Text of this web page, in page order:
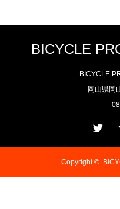
BICYCLE
BICYCLE
岡山県岡
Copyright ©